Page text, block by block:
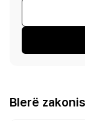
Blerë